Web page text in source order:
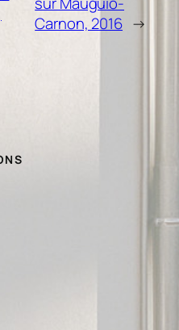
Carnon, 2016 →